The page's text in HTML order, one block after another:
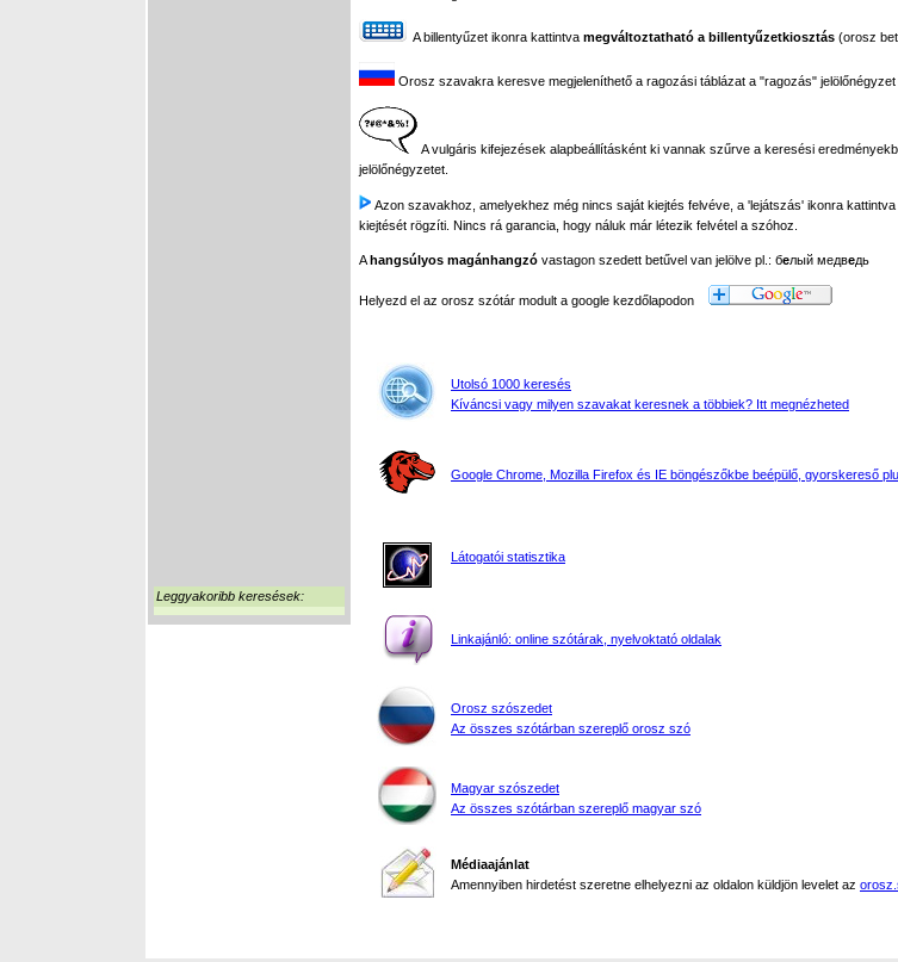
Leggyakoribb keresések:
A billentyűzet ikonra kattintva megváltoztatható a billentyűzetkiosztás (orosz
Orosz szavakra keresve megjeleníthető a ragozási táblázat a "ragozás" jelölőnégyzet
A vulgáris kifejezések alapbeállításként ki vannak szűrve a keresési
jelölőnégyzetet.
Azon szavakhoz, amelyekhez még nincs saját kiejtés felvéve, a 'lejátszás' ikonra
kiejtését rögzíti. Nincs rá garancia, hogy náluk már létezik felvétel a szóhoz.
Ahangsúlyos magánhangzó vastagon szedett betűvel van jelölve pl.: белый медведь
Helyezd el az orosz szótár modult a google kezdőlapodon
Utolsó 1000 keresés
Kíváncsi vagy milyen szavakat keresnek a többiek? Itt megnézheted
Google Chrome, Mozilla Firefox és IE böngészőkbe beépülő, gyorskereső
Látogatói statisztika
Linkajánló: online szótárak, nyelvoktató oldalak
Orosz szószedet
Az összes szótárban szereplő orosz szó
Magyar szószedet
Az összes szótárban szereplő magyar szó
Médiaajánlat
Amennyiben hirdetést szeretne elhelyezni az oldalon küldjön levelet az